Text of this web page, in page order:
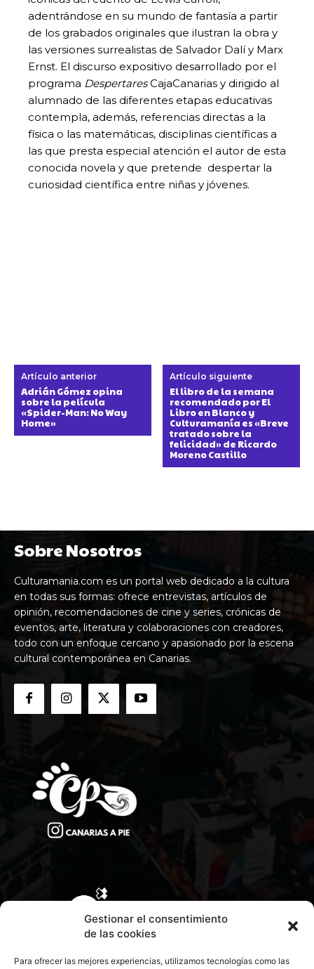
Gestionar el consentimiento
de las cookies
Para ofrecer las mejores experiencias, utilizamos tecnologías como las
adentrándose en su mundo de fantasía a partir
de los grabados originales que ilustran la obra y
las versiones surrealistas de Salvador Dalí y Marx
Ernst. El discurso expositivo desarrollado por el
programa DespertaresCajaCanarias y dirigido al
alumnado de las diferentes etapas educativas
contempla, además, referencias directas a la
física o las matemáticas, disciplinas científicas a
las que presta especial atención el autor de esta
conocida novela y que pretende despertar la
curiosidad científica entre niñas y jóvenes.
Artículo anterior
Adrián Gómez opina
sobre la película
«Spider-Man: No Way
Home»
Artículo siguiente
El libro de la semana
recomendado por El
Libro en Blanco y
Culturamanía es «Breve
tratado sobre la
felicidad» de Ricardo
Moreno Castillo
Sobre Nosotros
Culturamania.com es un portal web dedicado a la cultura
en todas sus formas: ofrece entrevistas, artículos de
opinión, recomendaciones de cine y series, crónicas de
eventos, arte, literatura y colaboraciones con creadores,
todo con un enfoque cercano y apasionado por la escena
cultural contemporánea en Canarias.